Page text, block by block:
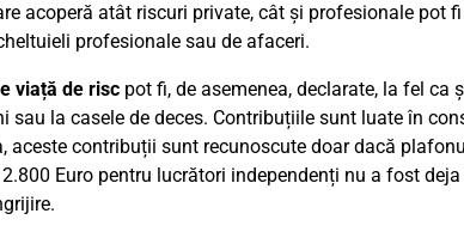
acoperă atât riscuri private, cât și profesionale pot
profesionale sau de afaceri.
viață de riscpot fi, de asemenea, declarate, la fel ca
sau la casele de deces. Contribuțiile sunt luate în
aceste contribuții sunt recunoscute doar dacă
Euro pentru lucrători independenți nu a fost